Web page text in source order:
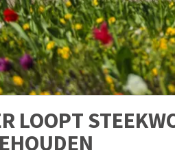
LOOPT